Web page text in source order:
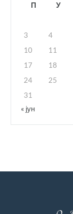
П У
3
4
10
11
17
18
24
25
31
« јун